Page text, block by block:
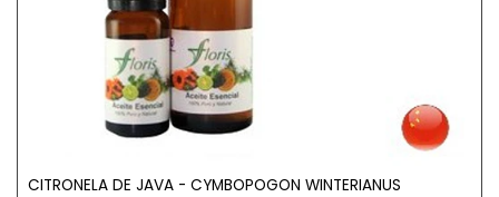
CITRONELA DE JAVA - CYMBOPOGON WINTERIANUS